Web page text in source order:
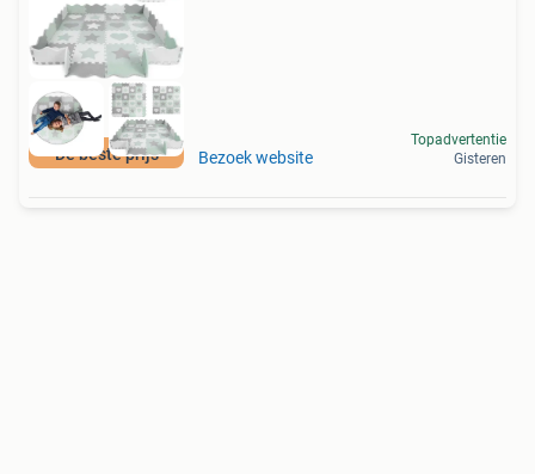
De beste prijs Bezoek website
Topadvertentie
Gisteren